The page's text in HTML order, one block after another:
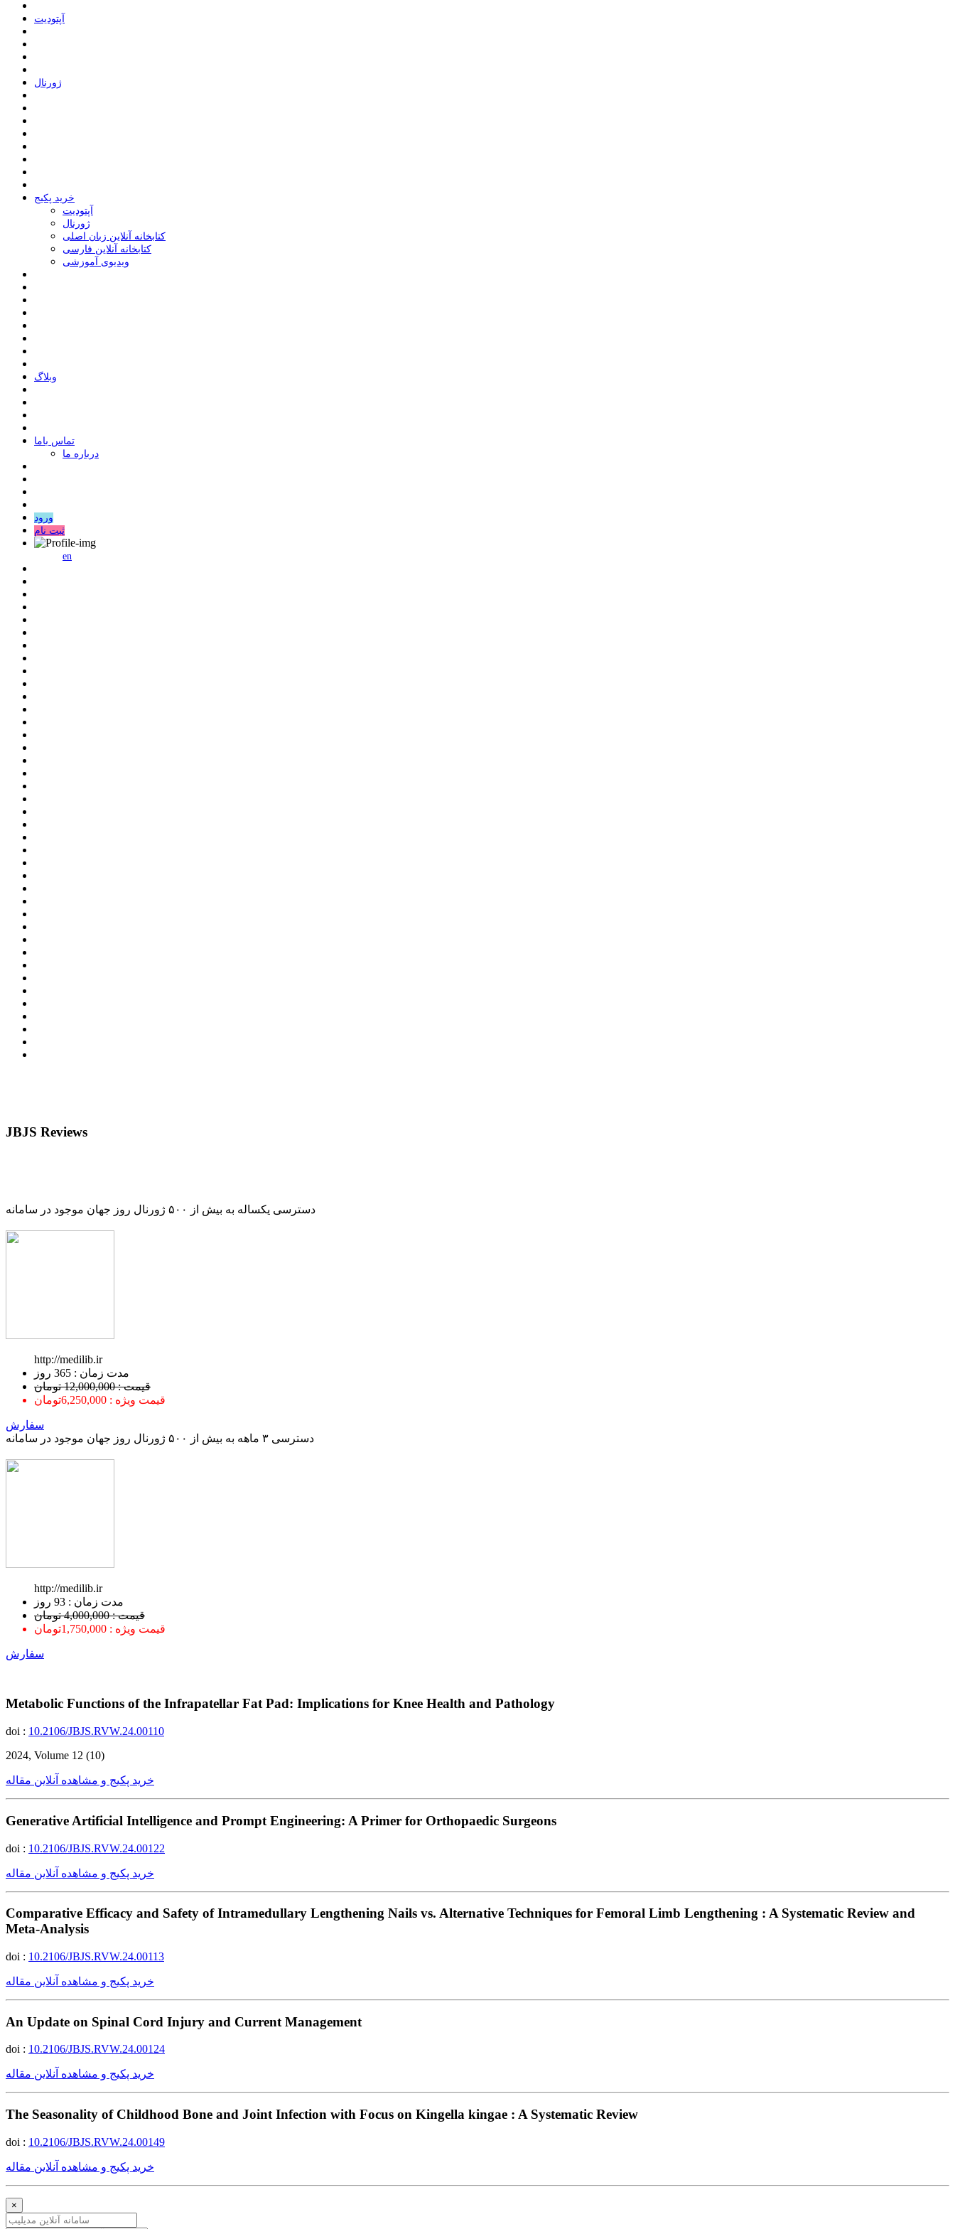
ﺁﭘﺘﻮﺩﯾﺖ
ﮊﻭﺭﻧﺎﻝ
خرید پکیج
ﺁﭘﺘﻮﺩﯾﺖ
ﮊﻭﺭﻧﺎﻝ
کتابخانه آنلاین زبان اصلی
کتابخانه آنلاین فارسی
ویدیوی آموزشی
وبلاگ
ﺗﻤﺎﺱ ﺑﺎﻣﺎ
درباره ما
ورود
ثبت نام
en
JBJS Reviews
دسترسی یکساله به بیش از ۵۰۰ ژورنال روز جهان موجود در سامانه
http://medilib.ir
ﻣﺪﺕ ﺯﻣﺎﻥ : 365 ﺭﻭﺯ
قیمت : 12,000,000 تومان
قیمت ویژه : 6,250,000تومان
سفارش
دسترسی ۳ ماهه به بیش از ۵۰۰ ژورنال روز جهان موجود در سامانه
http://medilib.ir
ﻣﺪﺕ ﺯﻣﺎﻥ : 93 ﺭﻭﺯ
قیمت : 4,000,000 تومان
قیمت ویژه : 1,750,000تومان
سفارش
Metabolic Functions of the Infrapatellar Fat Pad: Implications for Knee Health and Pathology
doi : 10.2106/JBJS.RVW.24.00110
2024, Volume 12 (10)
خرید پکیج و مشاهده آنلاین مقاله
Generative Artificial Intelligence and Prompt Engineering: A Primer for Orthopaedic Surgeons
doi : 10.2106/JBJS.RVW.24.00122
خرید پکیج و مشاهده آنلاین مقاله
Comparative Efficacy and Safety of Intramedullary Lengthening Nails vs. Alternative Techniques for Femoral Limb Lengthening : A Systematic Review and
Meta-Analysis
doi : 10.2106/JBJS.RVW.24.00113
خرید پکیج و مشاهده آنلاین مقاله
An Update on Spinal Cord Injury and Current Management
doi : 10.2106/JBJS.RVW.24.00124
خرید پکیج و مشاهده آنلاین مقاله
The Seasonality of Childhood Bone and Joint Infection with Focus on Kingella kingae : A Systematic Review
doi : 10.2106/JBJS.RVW.24.00149
خرید پکیج و مشاهده آنلاین مقاله
×